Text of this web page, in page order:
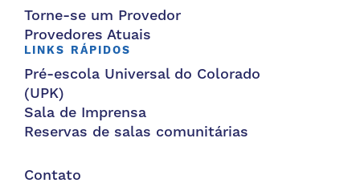
Torne-se um Provedor
Provedores Atuais
LINKS RÁPIDOS
Pré-escola Universal do Colorado
(UPK)
Sala de Imprensa
Reservas de salas comunitárias
Contato